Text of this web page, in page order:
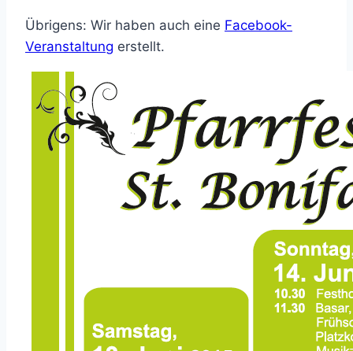
Übrigens: Wir haben auch eine Facebook-
Veranstaltung erstellt.